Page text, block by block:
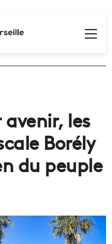
les
Borély
du peuple